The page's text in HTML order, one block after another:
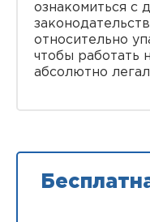
ознакомиться с
относительно
чтобы работать
абсолютно